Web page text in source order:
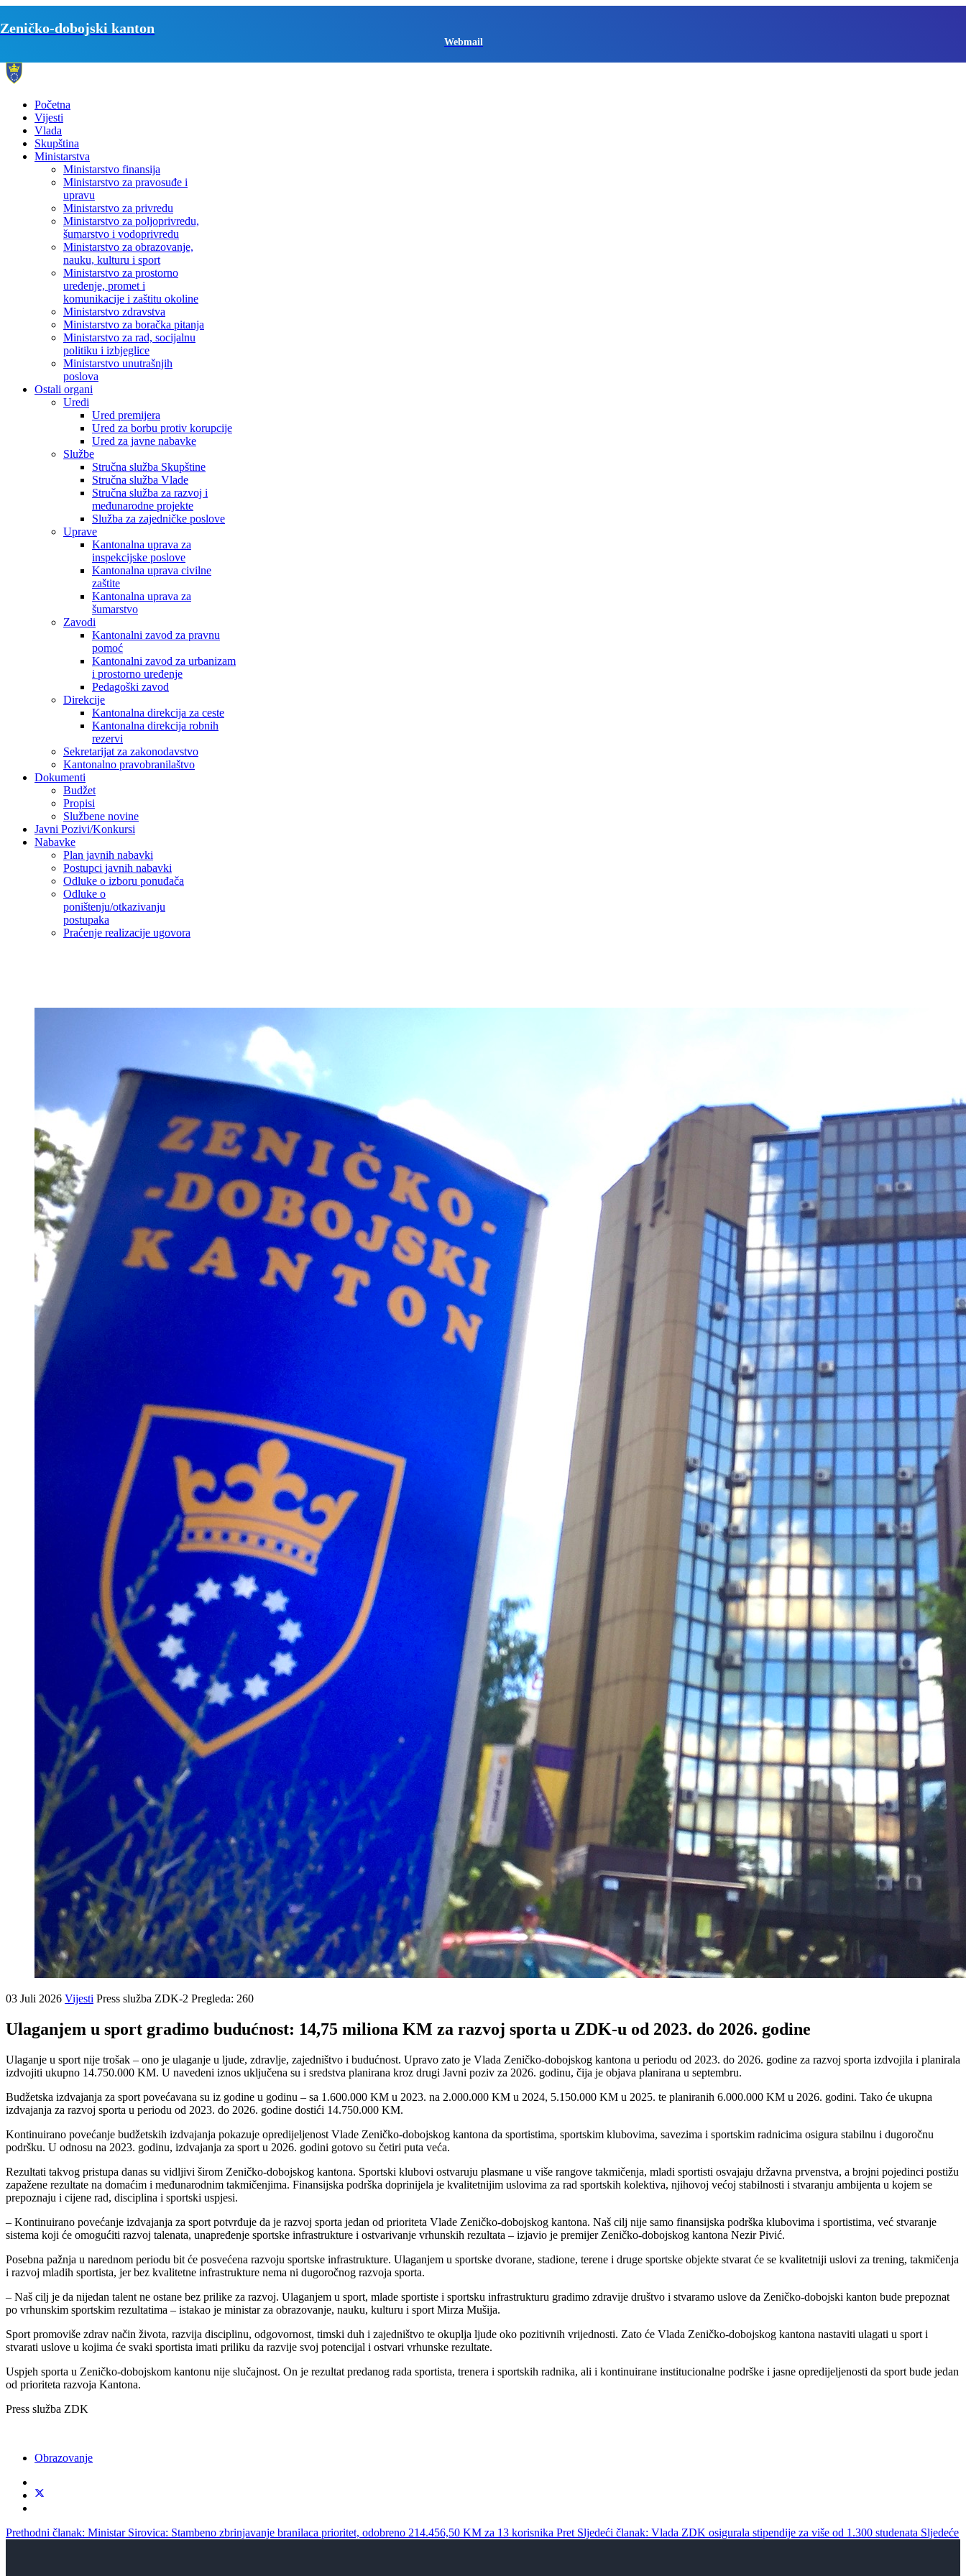
Zeničko-dobojski kanton
Webmail
Početna
Vijesti
Vlada
Skupština
Ministarstva
Ministarstvo finansija
Ministarstvo za pravosuđe i
upravu
Ministarstvo za privredu
Ministarstvo za poljoprivredu,
šumarstvo i vodoprivredu
Ministarstvo za obrazovanje,
nauku, kulturu i sport
Ministarstvo za prostorno
uređenje, promet i
komunikacije i zaštitu okoline
Ministarstvo zdravstva
Ministarstvo za boračka pitanja
Ministarstvo za rad, socijalnu
politiku i izbjeglice
Ministarstvo unutrašnjih
poslova
Ostali organi
Uredi
Ured premijera
Ured za borbu protiv korupcije
Ured za javne nabavke
Službe
Stručna služba Skupštine
Stručna služba Vlade
Stručna služba za razvoj i
međunarodne projekte
Služba za zajedničke poslove
Uprave
Kantonalna uprava za
inspekcijske poslove
Kantonalna uprava civilne
zaštite
Kantonalna uprava za
šumarstvo
Zavodi
Kantonalni zavod za pravnu
pomoć
Kantonalni zavod za urbanizam
i prostorno uređenje
Pedagoški zavod
Direkcije
Kantonalna direkcija za ceste
Kantonalna direkcija robnih
rezervi
Sekretarijat za zakonodavstvo
Kantonalno pravobranilaštvo
Dokumenti
Budžet
Propisi
Službene novine
Javni Pozivi/Konkursi
Nabavke
Plan javnih nabavki
Postupci javnih nabavki
Odluke o izboru ponuđača
Odluke o
poništenju/otkazivanju
postupaka
Praćenje realizacije ugovora
03 Juli 2026 Vijesti Press služba ZDK-2 Pregleda: 260
Ulaganjem u sport gradimo budućnost: 14,75 miliona KM za razvoj sporta u ZDK-u od 2023. do 2026. godine
Ulaganje u sport nije trošak – ono je ulaganje u ljude, zdravlje, zajedništvo i budućnost. Upravo zato je Vlada Zeničko-dobojskog kantona u periodu od 2023. do 2026. godine za razvoj sporta izdvojila i planirala
izdvojiti ukupno 14.750.000 KM. U navedeni iznos uključena su i sredstva planirana kroz drugi Javni poziv za 2026. godinu, čija je objava planirana u septembru.
Budžetska izdvajanja za sport povećavana su iz godine u godinu – sa 1.600.000 KM u 2023. na 2.000.000 KM u 2024, 5.150.000 KM u 2025. te planiranih 6.000.000 KM u 2026. godini. Tako će ukupna
izdvajanja za razvoj sporta u periodu od 2023. do 2026. godine dostići 14.750.000 KM.
Kontinuirano povećanje budžetskih izdvajanja pokazuje opredijeljenost Vlade Zeničko-dobojskog kantona da sportistima, sportskim klubovima, savezima i sportskim radnicima osigura stabilnu i dugoročnu
podršku. U odnosu na 2023. godinu, izdvajanja za sport u 2026. godini gotovo su četiri puta veća.
Rezultati takvog pristupa danas su vidljivi širom Zeničko-dobojskog kantona. Sportski klubovi ostvaruju plasmane u više rangove takmičenja, mladi sportisti osvajaju državna prvenstva, a brojni pojedinci postižu
zapažene rezultate na domaćim i međunarodnim takmičenjima. Finansijska podrška doprinijela je kvalitetnijim uslovima za rad sportskih kolektiva, njihovoj većoj stabilnosti i stvaranju ambijenta u kojem se
prepoznaju i cijene rad, disciplina i sportski uspjesi.
– Kontinuirano povećanje izdvajanja za sport potvrđuje da je razvoj sporta jedan od prioriteta Vlade Zeničko-dobojskog kantona. Naš cilj nije samo finansijska podrška klubovima i sportistima, već stvaranje
sistema koji će omogućiti razvoj talenata, unapređenje sportske infrastrukture i ostvarivanje vrhunskih rezultata – izjavio je premijer Zeničko-dobojskog kantona Nezir Pivić.
Posebna pažnja u narednom periodu bit će posvećena razvoju sportske infrastrukture. Ulaganjem u sportske dvorane, stadione, terene i druge sportske objekte stvarat će se kvalitetniji uslovi za trening, takmičenja
i razvoj mladih sportista, jer bez kvalitetne infrastrukture nema ni dugoročnog razvoja sporta.
– Naš cilj je da nijedan talent ne ostane bez prilike za razvoj. Ulaganjem u sport, mlade sportiste i sportsku infrastrukturu gradimo zdravije društvo i stvaramo uslove da Zeničko-dobojski kanton bude prepoznat
po vrhunskim sportskim rezultatima – istakao je ministar za obrazovanje, nauku, kulturu i sport Mirza Mušija.
Sport promoviše zdrav način života, razvija disciplinu, odgovornost, timski duh i zajedništvo te okuplja ljude oko pozitivnih vrijednosti. Zato će Vlada Zeničko-dobojskog kantona nastaviti ulagati u sport i
stvarati uslove u kojima će svaki sportista imati priliku da razvije svoj potencijal i ostvari vrhunske rezultate.
Uspjeh sporta u Zeničko-dobojskom kantonu nije slučajnost. On je rezultat predanog rada sportista, trenera i sportskih radnika, ali i kontinuirane institucionalne podrške i jasne opredijeljenosti da sport bude jedan
od prioriteta razvoja Kantona.
Press služba ZDK
Obrazovanje
Prethodni članak: Ministar Sirovica: Stambeno zbrinjavanje branilaca prioritet, odobreno 214.456,50 KM za 13 korisnika Pret Sljedeći članak: Vlada ZDK osigurala stipendije za više od 1.300 studenata Sljedeće